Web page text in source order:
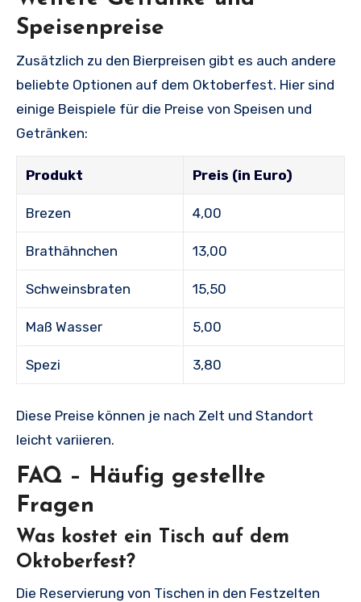
Speisenpreise
Zusätzlich zu den Bierpreisen gibt es auch andere
beliebte Optionen auf dem Oktoberfest. Hier sind
einige Beispiele für die Preise von Speisen und
Getränken:
Produkt Preis (in Euro)
Brezen 4,00
Brathähnchen 13,00
Schweinsbraten 15,50
Maß Wasser 5,00
Spezi 3,80
Diese Preise können je nach Zelt und Standort
leicht variieren.
FAQ – Häufig gestellte
Fragen
Was kostet ein Tisch auf dem
Oktoberfest?
Die Reservierung von Tischen in den Festzelten